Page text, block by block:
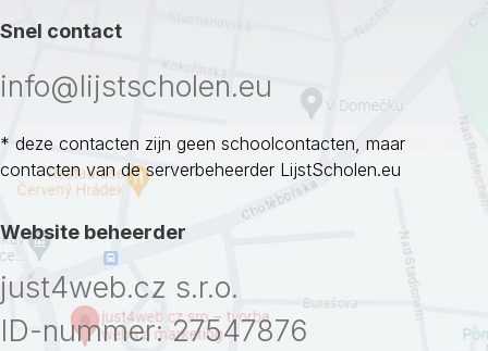
Snel contact
info@lijstscholen.eu
* deze contacten zijn geen schoolcontacten, maar
contacten van de serverbeheerder LijstScholen.eu
Website beheerder
just4web.cz s.r.o.
ID-nummer: 27547876